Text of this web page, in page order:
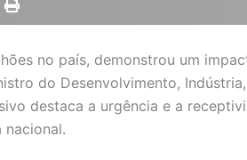
no país, demonstrou um
do Desenvolvimento,
destaca a urgência e a